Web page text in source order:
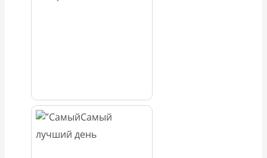
Самый
лучший день